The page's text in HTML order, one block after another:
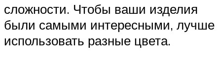
сложности. Чтобы ваши изделия
были самыми интересными, лучше
использовать разные цвета.